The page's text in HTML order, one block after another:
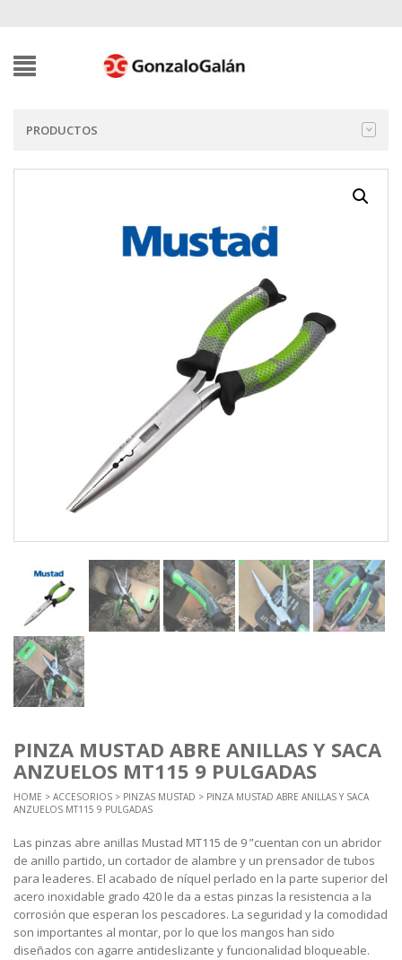
PRODUCTOS
PINZA MUSTAD ABRE ANILLAS Y SACA
ANZUELOS MT115 9 PULGADAS
HOME > ACCESORIOS > PINZAS MUSTAD > PINZA MUSTAD ABRE ANILLAS Y SACA
ANZUELOS MT115 9 PULGADAS
Las pinzas abre anillas Mustad MT115 de 9 ”cuentan con un abridor
de anillo partido, un cortador de alambre y un prensador de tubos
para leaderes. El acabado de níquel perlado en la parte superior del
acero inoxidable grado 420 le da a estas pinzas la resistencia a la
corrosión que esperan los pescadores. La seguridad y la comodidad
son importantes al montar, por lo que los mangos han sido
diseñados con agarre antideslizante y funcionalidad bloqueable.